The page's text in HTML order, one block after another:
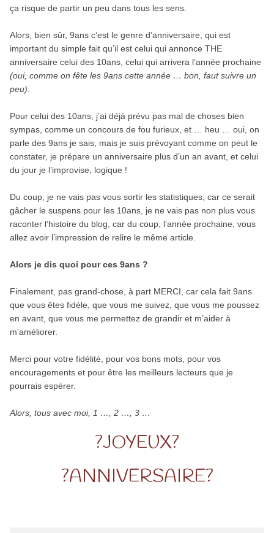
ça risque de partir un peu dans tous les sens.
Alors, bien sûr, 9ans c’est le genre d’anniversaire, qui est
important du simple fait qu’il est celui qui annonce THE
anniversaire celui des 10ans, celui qui arrivera l’année prochaine
(oui, comme on fête les 9ans cette année … bon, faut suivre un
peu)
Pour celui des 10ans, j’ai déjà prévu pas mal de choses bien
sympas, comme un concours de fou furieux, et … heu … oui, on
parle des 9ans je sais, mais je suis prévoyant comme on peut le
constater, je prépare un anniversaire plus d’un an avant, et celui
du jour je l’improvise, logique !
Du coup, je ne vais pas vous sortir les statistiques, car ce serait
gâcher le suspens pour les 10ans, je ne vais pas non plus vous
raconter l’histoire du blog, car du coup, l’année prochaine, vous
allez avoir l’impression de relire le même article.
Alors je dis quoi pour ces 9ans ?
Finalement, pas grand-chose, à part MERCI, car cela fait 9ans
que vous êtes fidèle, que vous me suivez, que vous me poussez
en avant, que vous me permettez de grandir et m’aider à
m’améliorer.
Merci pour votre fidélité, pour vos bons mots, pour vos
encouragements et pour être les meilleurs lecteurs que je
pourrais espérer.
Alors, tous avec moi, 1 …, 2 …, 3 …
?JOYEUX?
?ANNIVERSAIRE?